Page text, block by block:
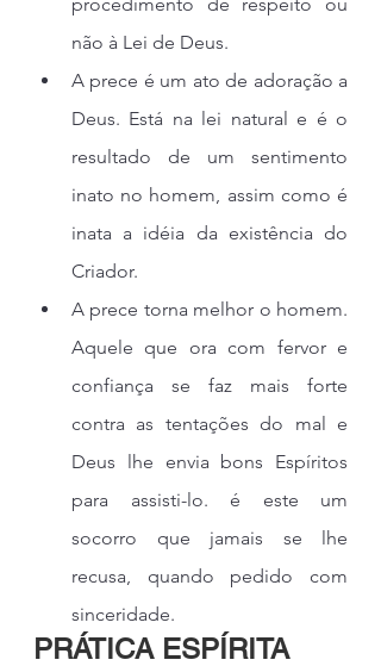
não à Lei de Deus.
A prece é um ato de adoração a
Deus. Está na lei natural e é o
resultado de um sentimento
inato no homem, assim como é
inata a idéia da existência do
Criador.
A prece torna melhor o homem.
Aquele que ora com fervor e
confiança se faz mais forte
contra as tentações do mal e
Deus lhe envia bons Espíritos
para assisti-lo. é este um
socorro que jamais se lhe
recusa, quando pedido com
sinceridade.
PRÁTICA ESPÍRITA